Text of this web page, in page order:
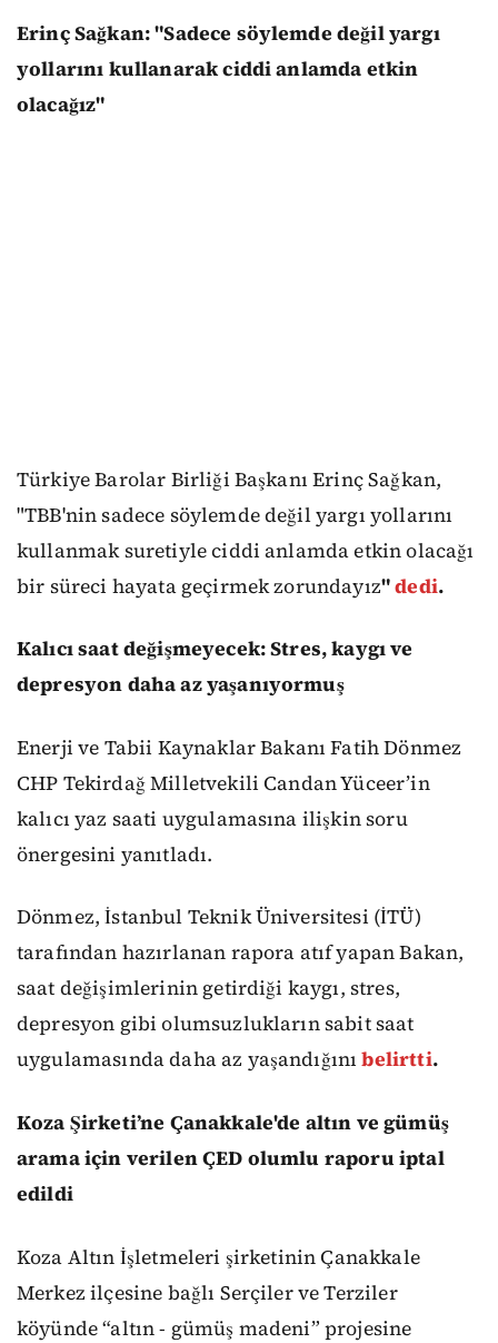
Erinç Sağkan: "Sadece söylemde değil yargı
yollarını kullanarak ciddi anlamda etkin
olacağız"
Türkiye Barolar Birliği Başkanı Erinç Sağkan,
"TBB'nin sadece söylemde değil yargı yollarını
kullanmak suretiyle ciddi anlamda etkin olacağı
bir süreci hayata geçirmek zorundayız"dedi.
Kalıcı saat değişmeyecek: Stres, kaygı ve
depresyon daha az yaşanıyormuş
Enerji ve Tabii Kaynaklar Bakanı Fatih Dönmez
CHP Tekirdağ Milletvekili Candan Yüceer’in
kalıcı yaz saati uygulamasına ilişkin soru
önergesini yanıtladı.
Dönmez, İstanbul Teknik Üniversitesi (İTÜ)
tarafından hazırlanan rapora atıf yapan Bakan,
saat değişimlerinin getirdiği kaygı, stres,
depresyon gibi olumsuzlukların sabit saat
uygulamasında daha az yaşandığını belirtti.
Koza Şirketi’ne Çanakkale'de altın ve gümüş
arama için verilen ÇED olumlu raporu iptal
edildi
Koza Altın İşletmeleri şirketinin Çanakkale
Merkez ilçesine bağlı Serçiler ve Terziler
köyünde “altın - gümüş madeni” projesine